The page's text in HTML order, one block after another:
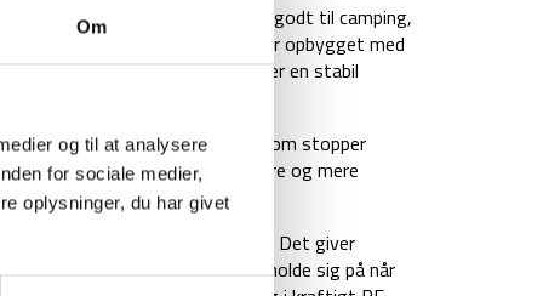
Om
og til at analysere
for sociale medier,
oplysninger, du har givet
til 6 personer, som egner sig godt til camping,
og en enkel opsætning. Teltet er opbygget med
op, samtidig med at det giver en stabil
på indersiden af teltet, som stopper
hvilket også gør teltet køligere og mere
for en god nats søvn.
et fælles opholdsrum i midten. Det giver
også lidt ekstra plads til at opholde sig på når